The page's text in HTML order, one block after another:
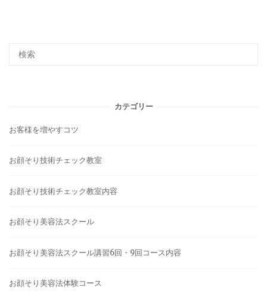
カテゴリー
お客様を増やすコツ
お顔そり技術チェック教室
お顔そり技術チェック教室内容
お顔そり美容法スクール
お顔そり美容法スクール講習6回・9回コース内容
お顔そり美容法体験コース